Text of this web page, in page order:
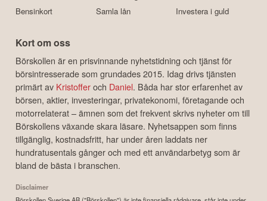
Bensinkort
Samla lån
Investera i guld
Kort om oss
Börskollen är en prisvinnande nyhetstidning och tjänst för
börsintresserade som grundades 2015. Idag drivs tjänsten
primärt av Kristofferoch Daniel. Båda har stor erfarenhet av
börsen, aktier, investeringar, privatekonomi, företagande och
motorrelaterat – ämnen som det frekvent skrivs nyheter om till
Börskollens växande skara läsare. Nyhetsappen som finns
tillgänglig, kostnadsfritt, har under åren laddats ner
hundratusentals gånger och med ett användarbetyg som är
bland de bästa i branschen.
Disclaimer